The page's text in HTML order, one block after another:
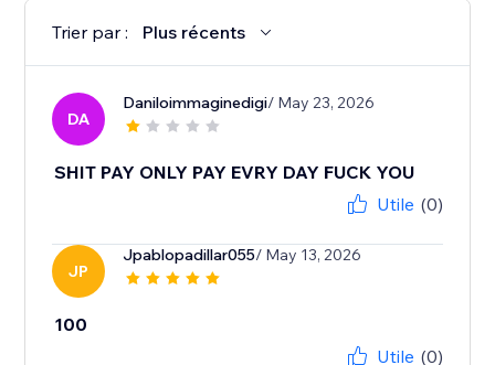
Trier par : Plus récents
DA
Daniloimmaginedigi/ May 23, 2026
SHIT PAY ONLY PAY EVRY DAY FUCK YOU
Utile (0)
JP
Jpablopadillar055/ May 13, 2026
100
Utile (0)